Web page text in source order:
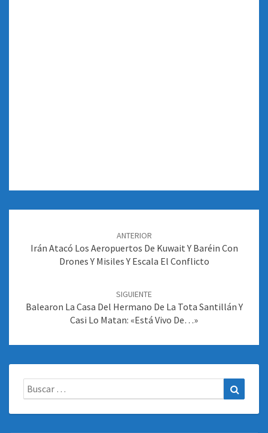
entradas
ANTERIOR
Irán Atacó Los Aeropuertos De Kuwait Y Baréin Con
Drones Y Misiles Y Escala El Conflicto
SIGUIENTE
Balearon La Casa Del Hermano De La Tota Santillán Y
Casi Lo Matan: «Está Vivo De…»
Buscar: